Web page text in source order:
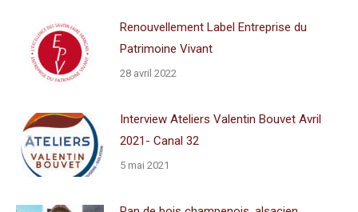
Renouvellement Label Entreprise du
Patrimoine Vivant
28 avril 2022
Interview Ateliers Valentin Bouvet Avril
2021- Canal 32
5 mai 2021